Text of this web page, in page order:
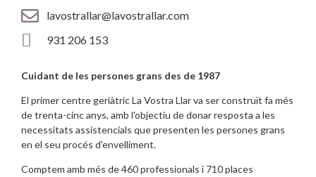
lavostrallar@lavostrallar.com
931 206 153
Cuidant de les persones grans des de 1987
El primer centre geriàtric La Vostra Llar va ser construït fa més
de trenta-cinc anys, amb l'objectiu de donar resposta a les
necessitats assistencials que presenten les persones grans
en el seu procés d'envelliment.
Comptem amb més de 460 professionals i 710 places